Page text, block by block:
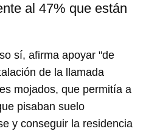
al 47% que están
sí, afirma apoyar "de
de la llamada
mojados, que permitía a
pisaban suelo
y conseguir la residencia